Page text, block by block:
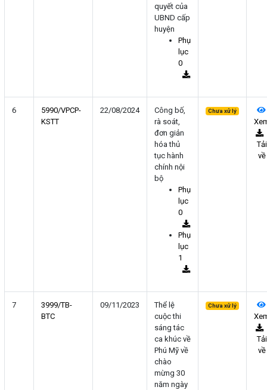
quyết của
UBND cấp
huyện
Phụ
lục
0
6
5990/VPCP-
KSTT
22/08/2024
Công bố,
rà soát,
đơn giản
hóa thủ
tục hành
chính nội
bộ
Phụ
lục
0
Phụ
lục
1
Chưa xử lý
Tải
về
7
3999/TB-
BTC
09/11/2023
Thể lệ
cuộc thi
sáng tác
ca khúc về
Phú Mỹ về
chào
mừng 30
năm ngày
Chưa xử lý
Tải
về